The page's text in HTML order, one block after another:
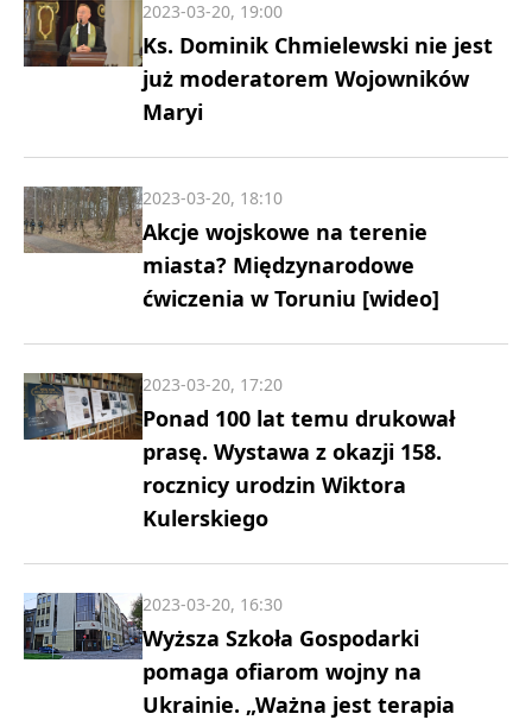
Ks. Dominik Chmielewski nie jest
już moderatorem Wojowników
Maryi
2023-03-20, 19:00
Akcje wojskowe na terenie
miasta? Międzynarodowe
ćwiczenia w Toruniu [wideo]
2023-03-20, 18:10
Ponad 100 lat temu drukował
prasę. Wystawa z okazji 158.
rocznicy urodzin Wiktora
Kulerskiego
2023-03-20, 17:20
Wyższa Szkoła Gospodarki
pomaga ofiarom wojny na
Ukrainie. „Ważna jest terapia
2023-03-20, 16:30